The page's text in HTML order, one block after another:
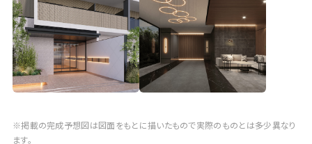
※掲載の完成予想図は図面をもとに描いたもので実際のものとは多少異なり
ます。